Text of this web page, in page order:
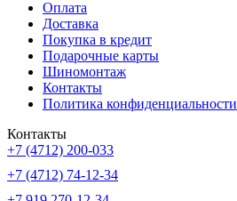
Оплата
Доставка
Покупка в кредит
Подарочные карты
Шиномонтаж
Контакты
Политика конфиденциальности
Контакты
+7 (4712) 200-033
+7 (4712) 74-12-34